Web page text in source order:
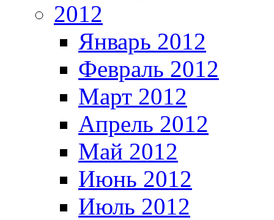
2012
Январь 2012
Февраль 2012
Март 2012
Апрель 2012
Май 2012
Июнь 2012
Июль 2012